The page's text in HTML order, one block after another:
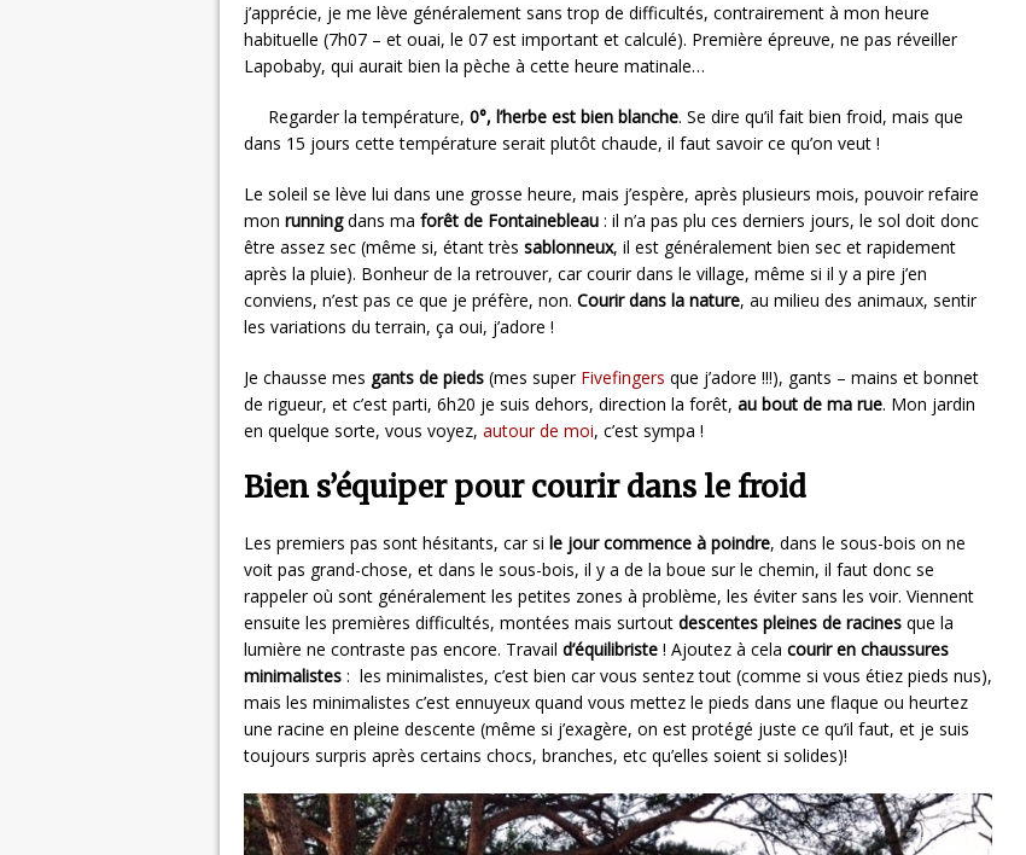
j’apprécie, je me lève généralement sans trop de difficultés, contrairement à mon heure
habituelle (7h07 – et ouai, le 07 est important et calculé). Première épreuve, ne pas réveiller
Lapobaby, qui aurait bien la pèche à cette heure matinale…
Regarder la température, 0°, l’herbe est bien blanche. Se dire qu’il fait bien froid, mais que
dans 15 jours cette température serait plutôt chaude, il faut savoir ce qu’on veut !
Le soleil se lève lui dans une grosse heure, mais j’espère, après plusieurs mois, pouvoir refaire
mon runningdans ma forêt de Fontainebleau : il n’a pas plu ces derniers jours, le sol doit donc
être assez sec (même si, étant très sablonneux, il est généralement bien sec et rapidement
après la pluie). Bonheur de la retrouver, car courir dans le village, même si il y a pire j’en
conviens, n’est pas ce que je préfère, non. Courir dans la nature, au milieu des animaux, sentir
les variations du terrain, ça oui, j’adore !
Je chausse mes gants de pieds (mes super Fivefingers que j’adore !!!), gants – mains et bonnet
de rigueur, et c’est parti, 6h20 je suis dehors, direction la forêt, au bout de ma rue. Mon jardin
en quelque sorte, vous voyez, autour de moi, c’est sympa !
Bien s’équiper pour courir dans le froid
Les premiers pas sont hésitants, car si le jour commence à poindre, dans le sous-bois on ne
voit pas grand-chose, et dans le sous-bois, il y a de la boue sur le chemin, il faut donc se
rappeler où sont généralement les petites zones à problème, les éviter sans les voir. Viennent
ensuite les premières difficultés, montées mais surtout descentes pleines de racines que la
lumière ne contraste pas encore. Travail d’équilibriste ! Ajoutez à cela courir en chaussures
minimalistes : les minimalistes, c’est bien car vous sentez tout (comme si vous étiez pieds nus),
mais les minimalistes c’est ennuyeux quand vous mettez le pieds dans une flaque ou heurtez
une racine en pleine descente (même si j’exagère, on est protégé juste ce qu’il faut, et je suis
toujours surpris après certains chocs, branches, etc qu’elles soient si solides)!